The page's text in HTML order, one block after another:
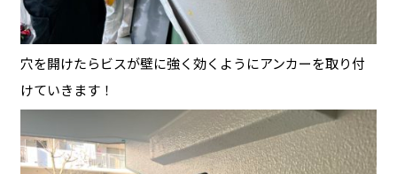
穴を開けたらビスが壁に強く効くようにアンカーを取り付
けていきます！